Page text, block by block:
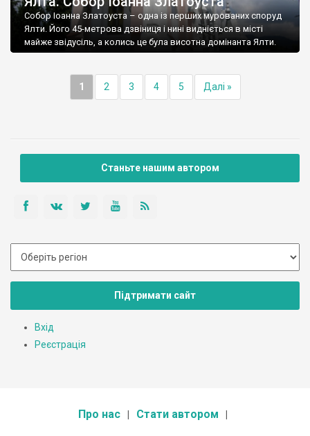
Собор Іоанна Златоуста – одна із перших мурованих споруд
Ялти. Його 45-метрова дзвіниця і нині видніється в місті
майже звідусіль, а колись це була висотна домінанта Ялти.
1 2 3 4 5 Далі »
Станьте нашим автором
Підтримати сайт
Вхід
Реєстрація
Про нас Стати автором